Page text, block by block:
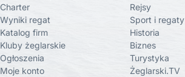
Charter
Wyniki regat
Katalog firm
Kluby żeglarskie
Ogłoszenia
Moje konto
Rejsy
Sport i regaty
Historia
Biznes
Turystyka
Żeglarski.TV